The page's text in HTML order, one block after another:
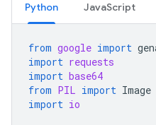
Python JavaScript
from google import
import requests
import base64
from PIL import Image
import io